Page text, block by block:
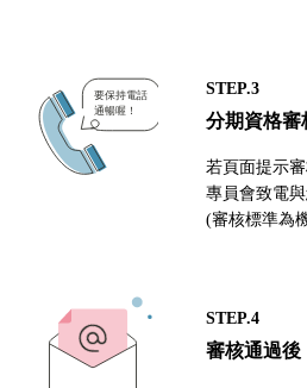
STEP.3
分期資格審
若頁面提示
專員會致電
(審核標準為
STEP.4
審核通過後